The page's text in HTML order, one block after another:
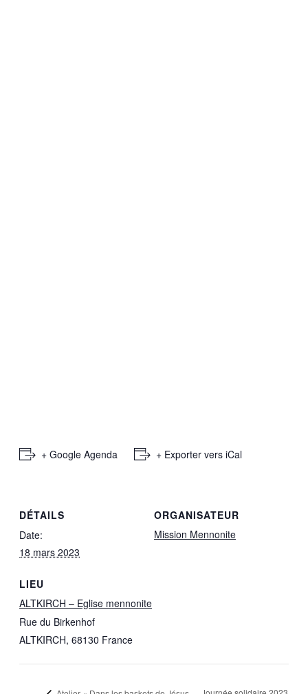
+ Google Agenda + Exporter vers iCal
DÉTAILS
Date:
18 mars 2023
LIEU
ALTKIRCH – Eglise mennonite
Rue du Birkenhof
ALTKIRCH, 68130 France
ORGANISATEUR
Mission Mennonite